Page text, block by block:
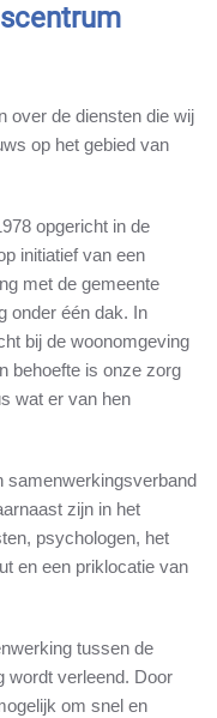
over de diensten die wij
op het gebied van
opgericht in de
initiatief van een
met de gemeente
onder één dak. In
bij de woonomgeving
behoefte is onze zorg
wat er van hen
samenwerkingsverband
zijn in het
psychologen, het
en een priklocatie van
tussen de
wordt verleend. Door
om snel en